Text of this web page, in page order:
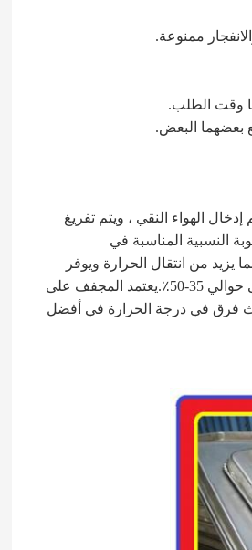
بعضهما البعض.
الهواء النقي ، ويتم تفريغ
النسبية المناسبة في
يزيد من انتقال الحرارة ويوفر
الطاقة.إنه يجعل الكفاءة الحرارية للمجفف ترتفع من 3-8٪ من فرن التجفيف التقليدي إلى حوالي 35-50٪.يعتمد المجفف على
فرق في درجة الحرارة في أفضل